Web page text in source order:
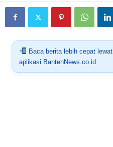
Baca berita lebih cepat lewat
aplikasi BantenNews.co.id